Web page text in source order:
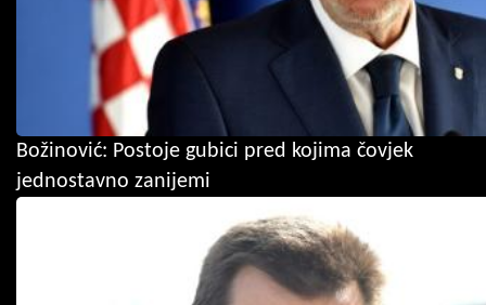
Božinović: Postoje gubici pred kojima čovjek
jednostavno zanijemi